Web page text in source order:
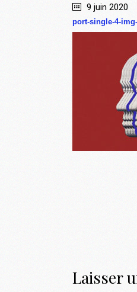
9 juin 2020
port-single-4-
Laisser